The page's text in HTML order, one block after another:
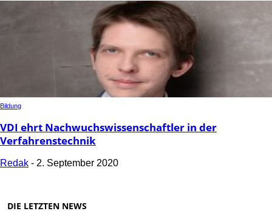
Bildung
VDI ehrt Nachwuchswissenschaftler in der
Verfahrenstechnik
Redak - 2. September 2020
DIE LETZTEN NEWS